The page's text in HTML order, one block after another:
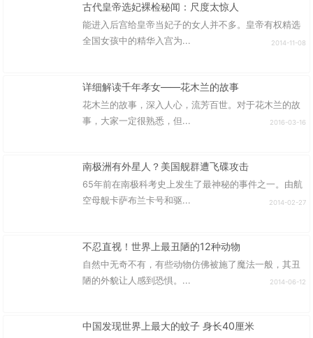
古代皇帝选妃裸检秘闻：尺度太惊人
能进入后宫给皇帝当妃子的女人并不多。皇帝有权精选
全国女孩中的精华入宫为...
2014-11-08
详细解读千年孝女——花木兰的故事
花木兰的故事，深入人心，流芳百世。对于花木兰的故
事，大家一定很熟悉，但...
2016-03-16
南极洲有外星人？美国舰群遭飞碟攻击
65年前在南极科考史上发生了最神秘的事件之一。由航
空母舰卡萨布兰卡号和驱...
2014-02-27
不忍直视！世界上最丑陋的12种动物
自然中无奇不有，有些动物仿佛被施了魔法一般，其丑
陋的外貌让人感到恐惧。...
2014-06-12
中国发现世界上最大的蚊子 身长40厘米